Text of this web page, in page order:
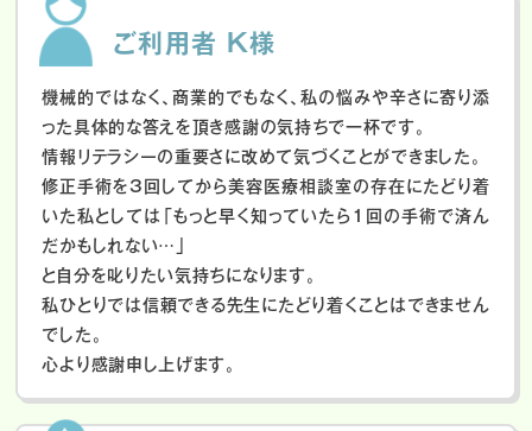
ご利用者 K様
機械的ではなく、商業的でもなく、私の悩みや辛さに寄り添
った具体的な答えを頂き感謝の気持ちで一杯です。
情報リテラシーの重要さに改めて気づくことができました。
修正手術を3回してから美容医療相談室の存在にたどり着
いた私としては「もっと早く知っていたら1回の手術で済ん
だかもしれない…」
と自分を叱りたい気持ちになります。
私ひとりでは信頼できる先生にたどり着くことはできません
でした。
心より感謝申し上げます。